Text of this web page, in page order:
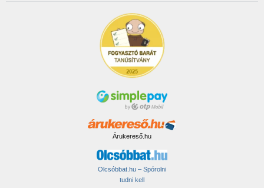
Árukereső.hu
Olcsóbbat.hu – Spórolni
tudni kell